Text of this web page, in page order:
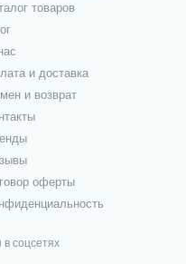
товаров
и доставка
и возврат
оферты
соцсетях